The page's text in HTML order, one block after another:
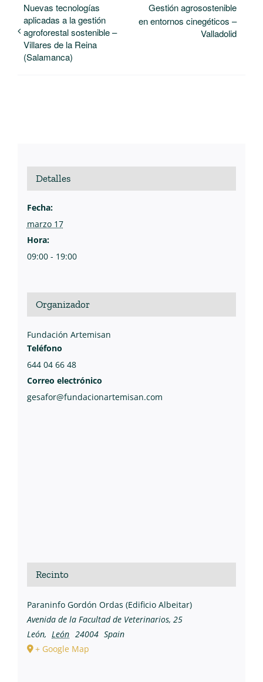
Nuevas tecnologías
aplicadas a la gestión
agroforestal sostenible –
Villares de la Reina
(Salamanca)
Gestión agrosostenible
en entornos cinegéticos –
Valladolid
Detalles
Fecha:
marzo 17
Hora:
09:00 - 19:00
Organizador
Fundación Artemisan
Teléfono
644 04 66 48
Correo electrónico
gesafor@fundacionartemisan.com
Recinto
Paraninfo Gordón Ordas (Edificio Albeitar)
Avenida de la Facultad de Veterinarios, 25
León, León 24004 Spain
+ Google Map